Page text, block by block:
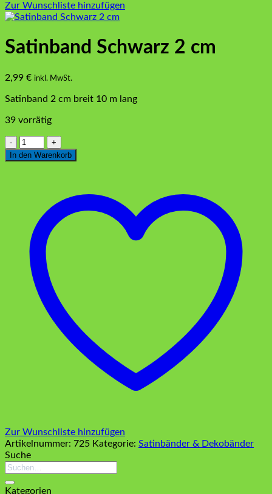
Zur Wunschliste hinzufügen
Satinband Schwarz 2 cm
2,99 € inkl. MwSt.
Satinband 2 cm breit 10 m lang
39 vorrätig
Satinband
Schwarz
2
In den Warenkorb
Zur Wunschliste hinzufügen
Artikelnummer: 725 Kategorie: Satinbänder & Dekobänder
Suche
Suchen
Kategorien